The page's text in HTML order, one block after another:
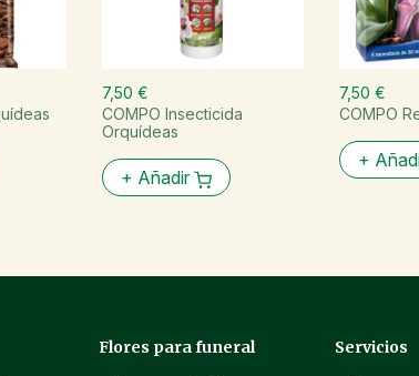
7,50 €
COMPO Insecticida
Orquídeas
+ Añadir
7,50 €
COMPO
+
Flores para funeral Servicios